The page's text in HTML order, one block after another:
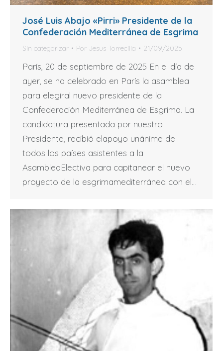
José Luis Abajo «Pirri» Presidente de la
Confederación Mediterránea de Esgrima
Sin categorizar Por Jesus Torrecilla 21/09/2025
París, 20 de septiembre de 2025 En el día de
ayer, se ha celebrado en París la asamblea
para elegiral nuevo presidente de la
Confederación Mediterránea de Esgrima. La
candidatura presentada por nuestro
Presidente, recibió elapoyo unánime de
todos los países asistentes a la
AsambleaElectiva para capitanear el nuevo
proyecto de la esgrimamediterránea con el…